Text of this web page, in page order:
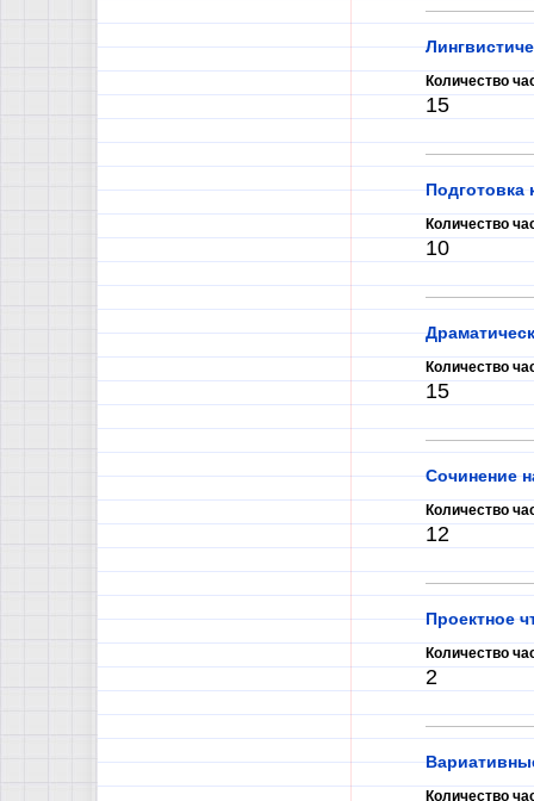
Количество
15
Подготовка
Количество
10
Количество
15
Сочинение
Количество
12
Проектное
Количество
2
Количество